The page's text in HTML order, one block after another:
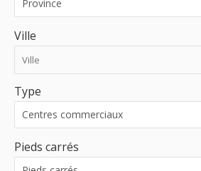
Ville
Type
Pieds carrés